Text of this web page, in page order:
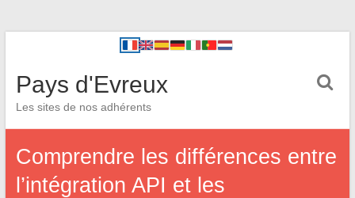
Pays d'Evreux
Les sites de nos adhérents
Comprendre les différences entre
l’intégration API et les